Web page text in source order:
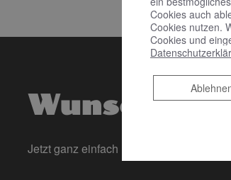
Jetzt ganz einfach und bequem Online
Cookies auch
Cookies nutzen.
Cookies und